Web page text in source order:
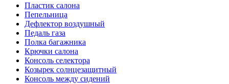
Пластик салона
Пепельница
Дефлектор воздушный
Педаль газа
Полка багажника
Крючки салона
Консоль селектора
Козырек солнцезащитный
Консоль между сидений